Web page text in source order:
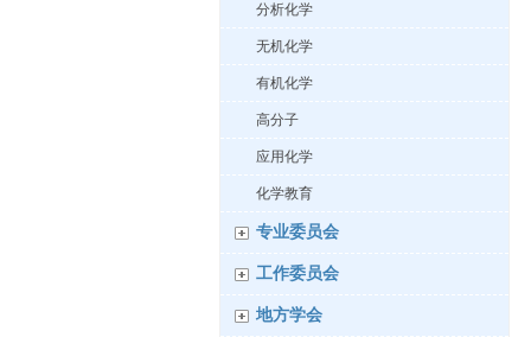
分析化学
无机化学
有机化学
高分子
应用化学
化学教育
专业委员会
工作委员会
地方学会